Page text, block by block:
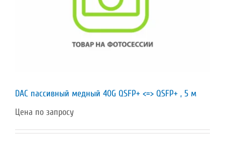
DAC пассивный медный 40G QSFP+ <=> QSFP+ , 5 м
Цена по запросу